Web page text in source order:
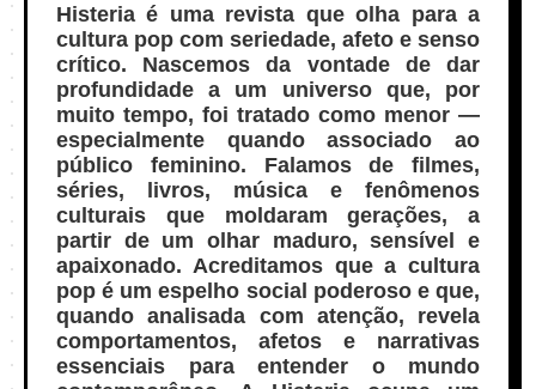
Histeria é uma revista que olha para a
cultura pop com seriedade, afeto e senso
crítico. Nascemos da vontade de dar
profundidade a um universo que, por
muito tempo, foi tratado como menor —
especialmente quando associado ao
público feminino. Falamos de filmes,
séries, livros, música e fenômenos
culturais que moldaram gerações, a
partir de um olhar maduro, sensível e
apaixonado. Acreditamos que a cultura
pop é um espelho social poderoso e que,
quando analisada com atenção, revela
comportamentos, afetos e narrativas
essenciais para entender o mundo